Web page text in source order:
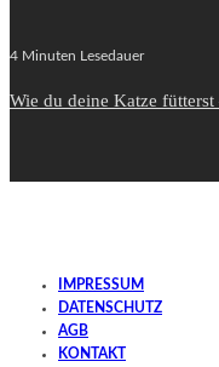
4 Minuten Lesedauer
Wie du deine Katze
IMPRESSUM
DATENSCHUTZ
AGB
KONTAKT